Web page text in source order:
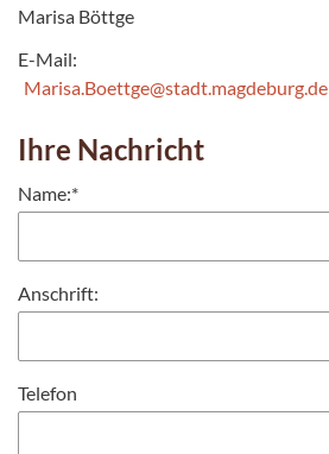
Marisa Böttge
E-Mail:
Marisa.Boettge@stadt.magdeburg.de
Ihre Nachricht
Name:*
Anschrift:
Telefon